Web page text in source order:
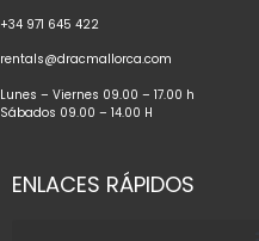
+34 971 645 422
rentals@dracmallorca.com
Lunes – Viernes 09.00 – 17.00 h
Sábados 09.00 – 14.00 H
ENLACES RÁPIDOS